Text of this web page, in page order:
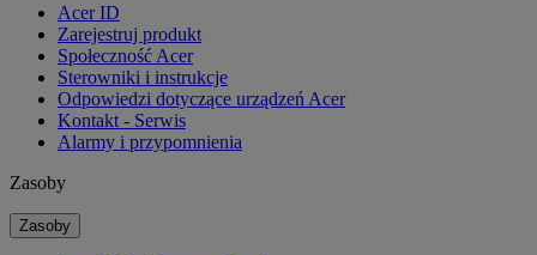
Acer ID
Zarejestruj produkt
Społeczność Acer
Sterowniki i instrukcje
Odpowiedzi dotyczące urządzeń Acer
Kontakt - Serwis
Alarmy i przypomnienia
Zasoby
Zasoby